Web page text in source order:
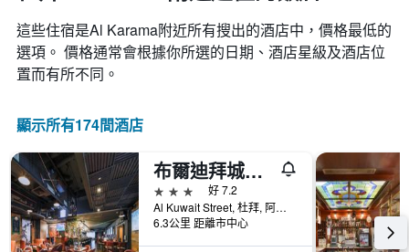
這些住宿是Al Karama​附近所有搜出的酒店中，價格最低的
選項。 價格通常會根據你所選的日期、酒店星級及酒店位
置而有所不同。
顯示所有174間酒店
布爾迪拜城市馬克斯酒店
3星級
好 7.2
Al Kuwait Street, 杜拜, 阿拉伯聯合大公國
6.3公里 距離市中心